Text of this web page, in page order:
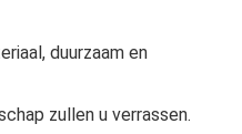
duurzaam en
zullen u verrassen.